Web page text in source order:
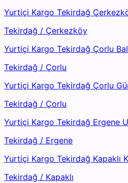
Yurtiçi Kargo Tekirdağ
Tekirdağ / Çerkezköy
Yurtiçi Kargo Tekirdağ Çorlu
Tekirdağ / Çorlu
Yurtiçi Kargo Tekirdağ Çorlu
Tekirdağ / Çorlu
Yurtiçi Kargo Tekirdağ Ergene
Tekirdağ / Ergene
Yurtiçi Kargo Tekirdağ Kapaklı
Tekirdağ / Kapaklı